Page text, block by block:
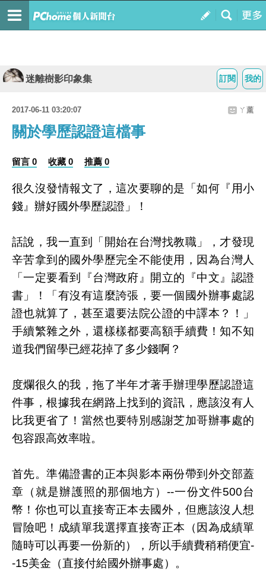
我的
訂閱
迷離樹影印象集
2017-06-11 03:20:07 ㄚ薰
關於學歷認證這檔事
留言 0 收藏 0 推薦 0
很久沒發情報文了，這次要聊的是「如何『用小
錢』辦好國外學歷認證」！
話說，我一直到「開始在台灣找教職」，才發現
辛苦拿到的國外學歷完全不能使用，因為台灣人
「一定要看到『台灣政府』開立的『中文』認證
書」！「有沒有這麼誇張，要一個國外辦事處認
證也就算了，甚至還要法院公證的中譯本？！」
手續繁雜之外，還樣樣都要高額手續費！知不知
道我們留學已經花掉了多少錢啊？
度爛很久的我，拖了半年才著手辦理學歷認證這
件事，根據我在網路上找到的資訊，應該沒有人
比我更省了！當然也要特別感謝芝加哥辦事處的
包容跟高效率啦。
首先。準備證書的正本與影本兩份帶到外交部蓋
章（就是辦護照的那個地方）--一份文件500台
幣！你也可以直接寄正本去國外，但應該沒人想
冒險吧！成績單我選擇直接寄正本（因為成績單
隨時可以再要一份新的），所以手續費稍稍便宜-
-15美金（直接付給國外辦事處）。